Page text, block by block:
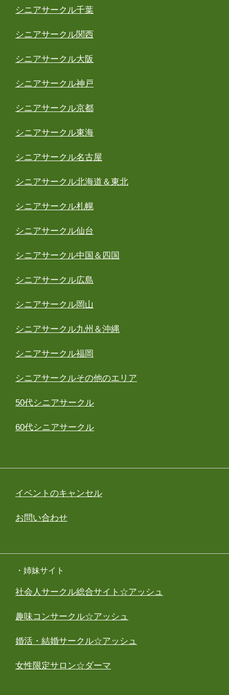
シニアサークル千葉
シニアサークル関西
シニアサークル大阪
シニアサークル神戸
シニアサークル京都
シニアサークル東海
シニアサークル名古屋
シニアサークル北海道＆東北
シニアサークル札幌
シニアサークル仙台
シニアサークル中国＆四国
シニアサークル広島
シニアサークル岡山
シニアサークル九州＆沖縄
シニアサークル福岡
シニアサークルその他のエリア
50代シニアサークル
60代シニアサークル
イベントのキャンセル
お問い合わせ
・姉妹サイト
社会人サークル総合サイト☆アッシュ
趣味コンサークル☆アッシュ
婚活・結婚サークル☆アッシュ
女性限定サロン☆ダーマ